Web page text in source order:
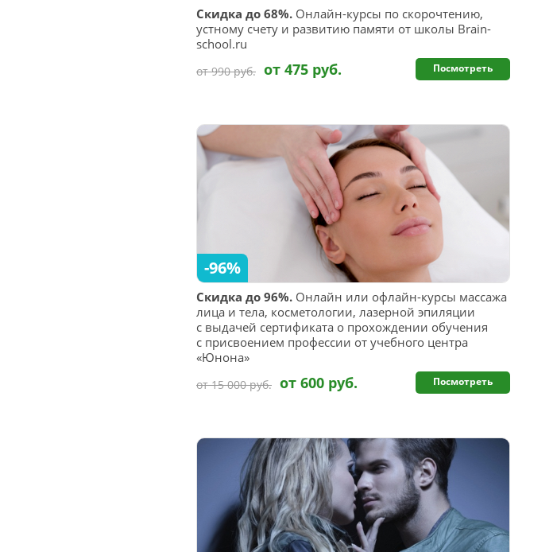
Скидка до 68%. Онлайн-курсы по скорочтению,
устному счету и развитию памяти от школы Brain-
school.ru
от 990 руб. от 475 руб. Посмотреть
Скидка до 96%. Онлайн или офлайн-курсы массажа
лица и тела, косметологии, лазерной эпиляции
с выдачей сертификата о прохождении обучения
с присвоением профессии от учебного центра
«Юнона»
-96%
от 15 000 руб. от 600 руб. Посмотреть